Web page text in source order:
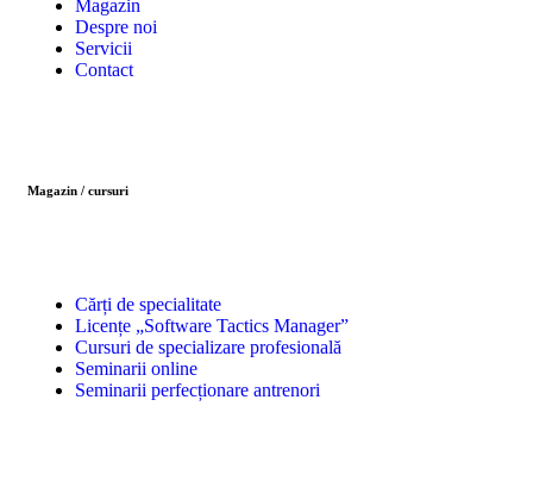
Magazin
Despre noi
Servicii
Contact
Magazin / cursuri
Cărți de specialitate
Licențe „Software Tactics Manager”
Cursuri de specializare profesională
Seminarii online
Seminarii perfecționare antrenori